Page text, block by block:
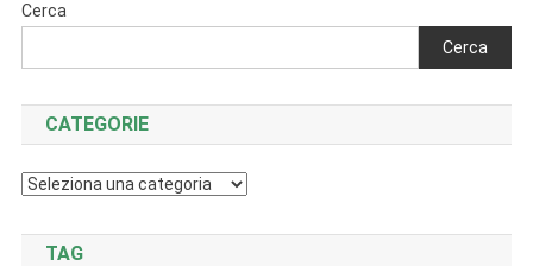
Cerca
Cerca
CATEGORIE
Categorie
TAG